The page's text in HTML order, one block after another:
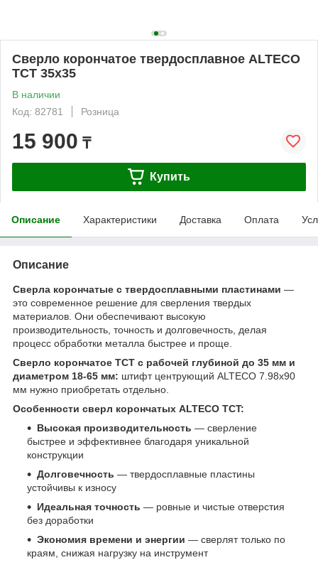
Сверло корончатое твердосплавное ALTECO
TCT 35х35
В наличии
Код: 82781
Розница
15 900 ₸
Купить
Описание Характеристики Доставка Оплата
Описание
Сверла корончатые с твердосплавными пластинами —
это современное решение для сверления твердых
материалов. Они обеспечивают высокую
производительность, точность и долговечность, делая
процесс обработки металла быстрее и проще.
Сверло корончатое TCT с рабочей глубиной до 35 мм и
диаметром 18-65 мм: штифт центрующий ALTECO 7.98х90
мм нужно приобретать отдельно.
Особенности сверл корончатых ALTECO TCT:
Высокая производительность — сверление
быстрее и эффективнее благодаря уникальной
конструкции
Долговечность — твердосплавные пластины
устойчивы к износу
Идеальная точность — ровные и чистые отверстия
без доработки
Экономия времени и энергии — сверлят только по
краям, снижая нагрузку на инструмент